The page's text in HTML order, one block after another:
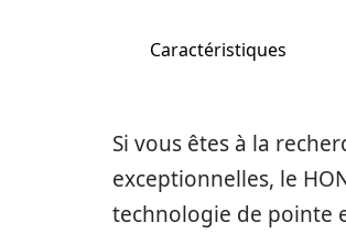
Caractéristiques
Si vous êtes à la
exceptionnelles, le
technologie de pointe